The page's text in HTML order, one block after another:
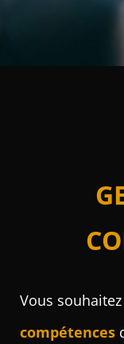
Vous souhaitez
compétences